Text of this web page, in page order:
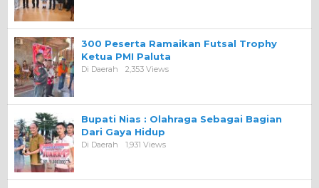
300 Peserta Ramaikan Futsal Trophy
Ketua PMI Paluta
Di Daerah 2,353 Views
Bupati Nias : Olahraga Sebagai Bagian
Dari Gaya Hidup
Di Daerah 1,931 Views